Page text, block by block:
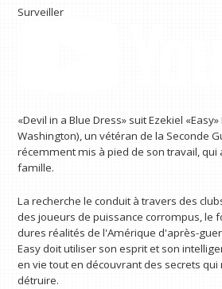
Surveiller
«Devil in a Blue Dress» suit Ezekiel
Washington), un vétéran de la Seconde
récemment mis à pied de son travail, qui
famille.
La recherche le conduit à travers des
des joueurs de puissance corrompus, le
dures réalités de l'Amérique d'après-
Easy doit utiliser son esprit et son
en vie tout en découvrant des secrets qui
détruire.